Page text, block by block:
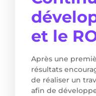
et le
Après une
résultats
de réaliser un
afin de